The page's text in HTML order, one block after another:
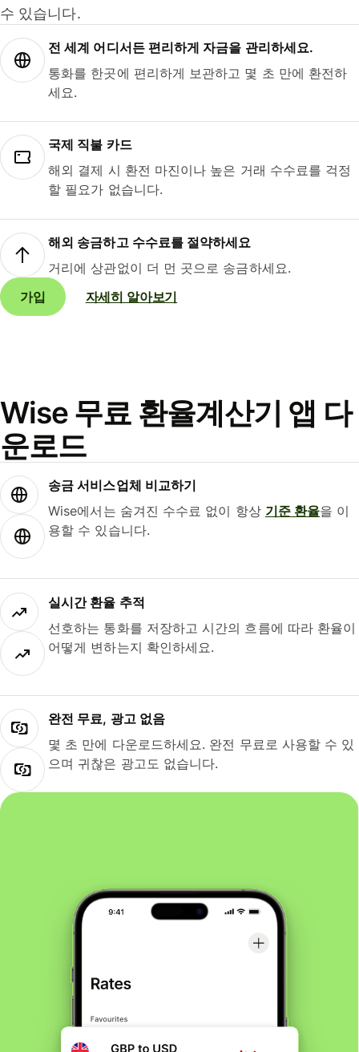
수 있습니다.
전 세계 어디서든 편리하게 자금을 관리하세요.
통화를 한곳에 편리하게 보관하고 몇 초 만에 환전하
세요.
국제 직불 카드
해외 결제 시 환전 마진이나 높은 거래 수수료를 걱정
할 필요가 없습니다.
해외 송금하고 수수료를 절약하세요
거리에 상관없이 더 먼 곳으로 송금하세요.
가입
자세히 알아보기
Wise 무료 환율계산기 앱 다
운로드
송금 서비스업체 비교하기
Wise에서는 숨겨진 수수료 없이 항상 기준 환율을 이
용할 수 있습니다.
실시간 환율 추적
선호하는 통화를 저장하고 시간의 흐름에 따라 환율이
어떻게 변하는지 확인하세요.
완전 무료, 광고 없음
몇 초 만에 다운로드하세요. 완전 무료로 사용할 수 있
으며 귀찮은 광고도 없습니다.